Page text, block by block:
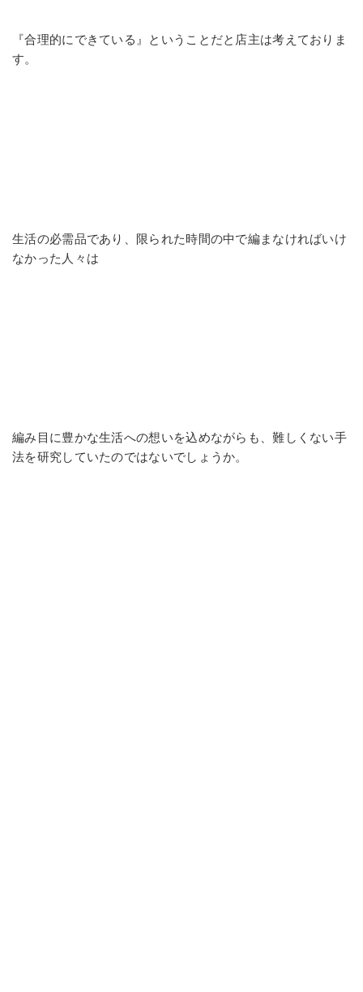
『合理的にできている』ということだと店主は考えておりま
す。
生活の必需品であり、限られた時間の中で編まなければいけ
なかった人々は
編み目に豊かな生活への想いを込めながらも、難しくない手
法を研究していたのではないでしょうか。